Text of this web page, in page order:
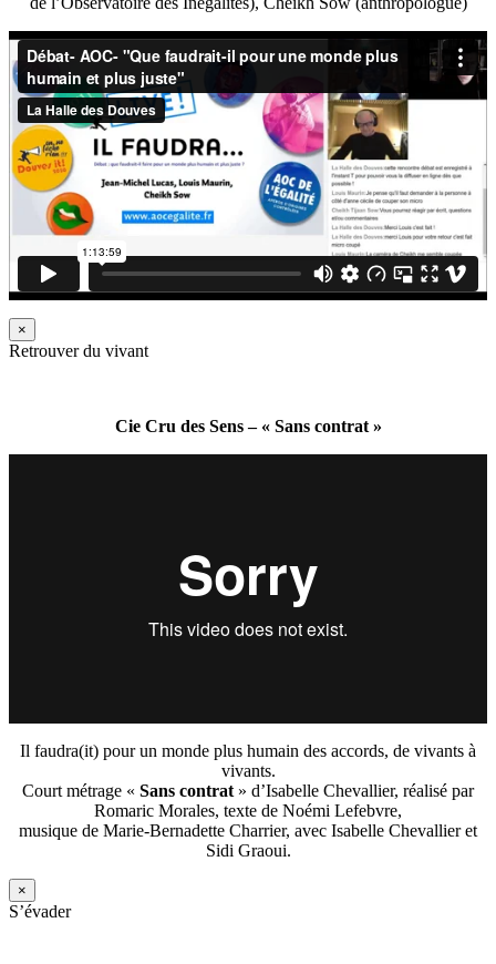
×
Retrouver du vivant
Cie Cru des Sens – « Sans contrat »
Il faudra(it) pour un monde plus humain des accords, de vivants à
vivants.
Court métrage « Sans contrat » d’Isabelle Chevallier, réalisé par
Romaric Morales, texte de Noémi Lefebvre,
musique de Marie-Bernadette Charrier, avec Isabelle Chevallier et
Sidi Graoui.
×
S’évader